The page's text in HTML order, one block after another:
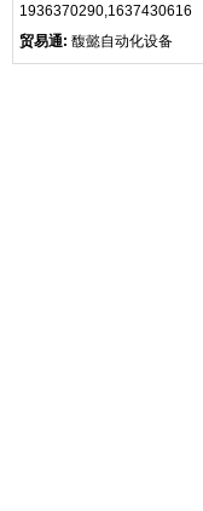
1936370290,1637430616
贸易通: 馥懿自动化设备